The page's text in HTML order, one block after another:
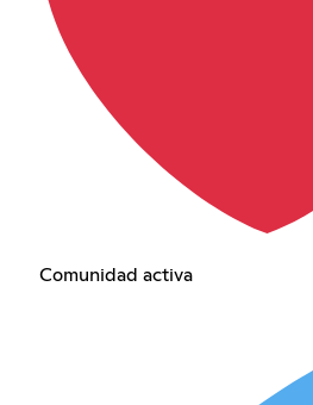
Comunidad activa